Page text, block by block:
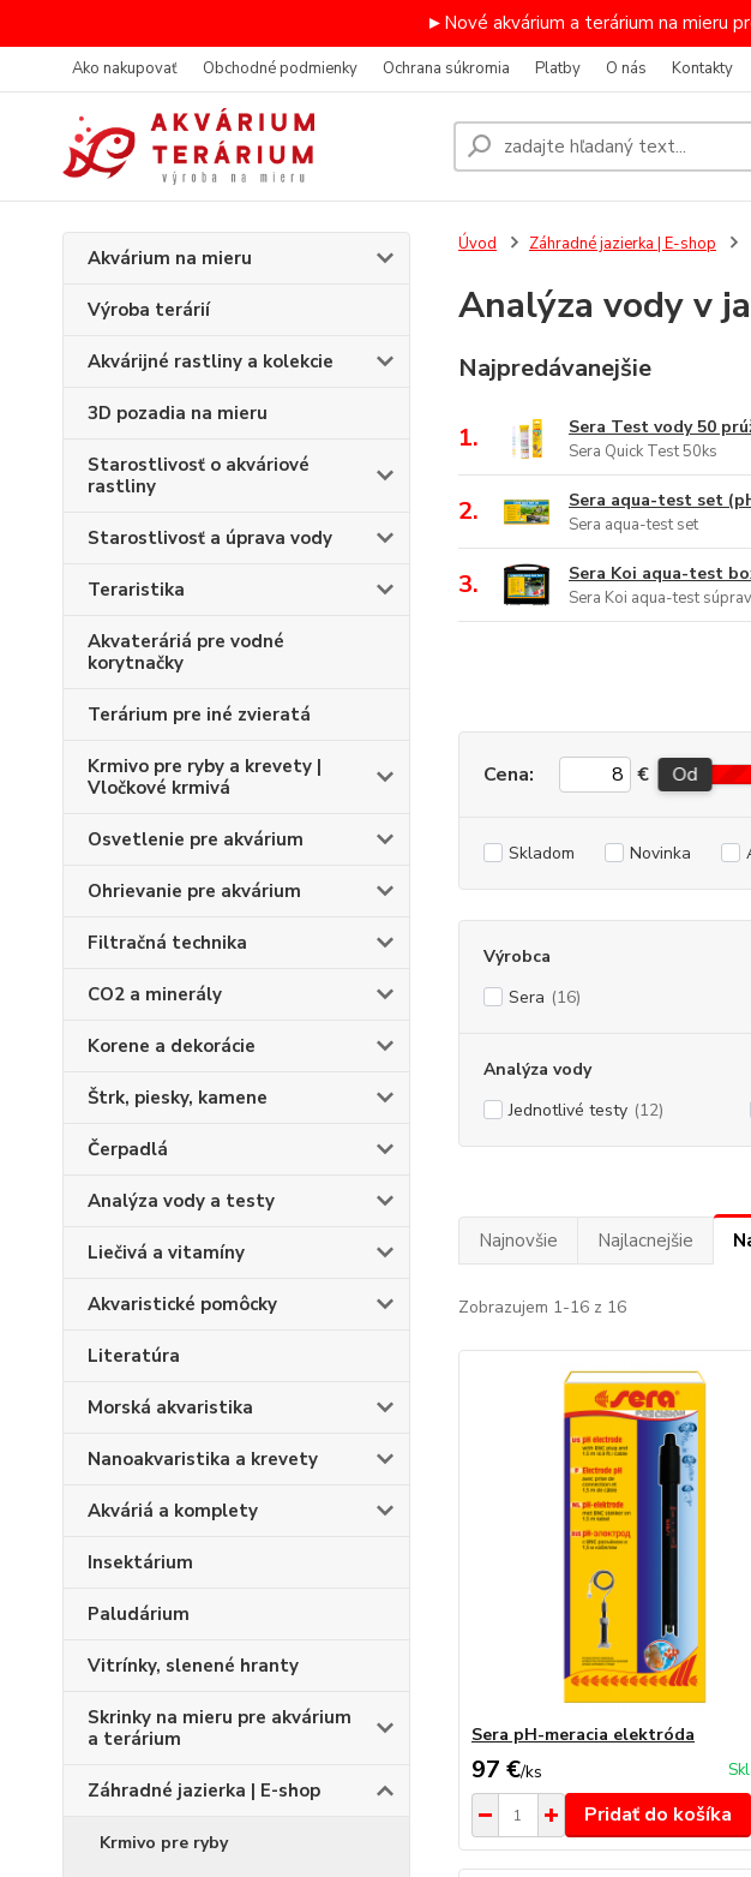
►Nové akvárium a terárium na mieru
Ako nakupovať Obchodné podmienky Ochrana súkromia Platby O nás Kontakty
Akvárium na mieru
Výroba terárií
Akvárijné rastliny a kolekcie
3D pozadia na mieru
Starostlivosť o akváriové
rastliny
Starostlivosť a úprava vody
Teraristika
Akvateráriá pre vodné
korytnačky
Terárium pre iné zvieratá
Krmivo pre ryby a krevety |
Vločkové krmivá
Osvetlenie pre akvárium
Ohrievanie pre akvárium
Filtračná technika
CO2 a minerály
Korene a dekorácie
Štrk, piesky, kamene
Čerpadlá
Analýza vody a testy
Liečivá a vitamíny
Akvaristické pomôcky
Literatúra
Morská akvaristika
Nanoakvaristika a krevety
Akváriá a komplety
Insektárium
Paludárium
Vitrínky, slenené hranty
Skrinky na mieru pre akvárium
a terárium
Záhradné jazierka | E-shop
Krmivo pre ryby
Úvod Záhradné jazierka | E-shop
Analýza vody v
Najpredávanejšie
1. Sera Test vody 50
Sera Quick Test 50ks
2. Sera aqua-test set
Sera aqua-test set
3. Sera Koi aqua-test
Sera Koi aqua-test
Cena: € Od
Skladom Novinka
Výrobca
Sera (16)
Analýza vody
Jednotlivé testy (12)
Najnovšie Najlacnejšie
Zobrazujem 1-16 z 16
Sera pH-meracia elektróda
97 €/ks
Pridať do košíka